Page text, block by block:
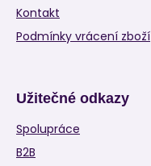
Kontakt
Podmínky vrácení zboží
Užitečné odkazy
Spolupráce
B2B